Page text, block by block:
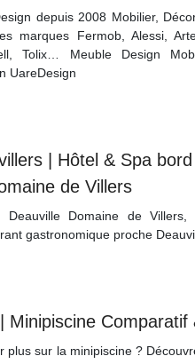
depuis 2008 Mobilier,
marques Fermob, Alessi,
Tolix… Meuble Design
UareDesign
| Hôtel & Spa
de Villers
Domaine de Villers,
gastronomique proche
Minipiscine Comparatif
plus sur la minipiscine ?